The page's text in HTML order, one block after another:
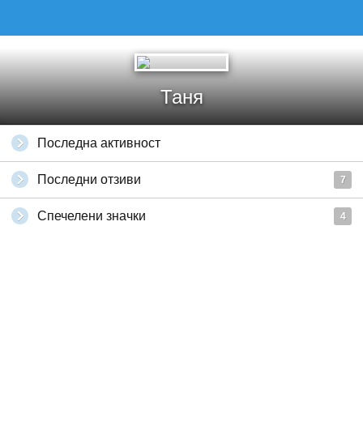
Таня
Последна активност
Последни отзиви 7
Спечелени значки 4